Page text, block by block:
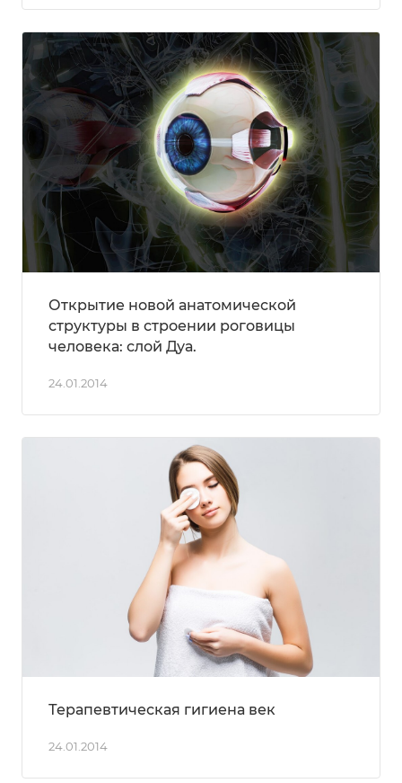
24.01.2014
Открытие новой анатомической
структуры в строении роговицы
человека: слой Дуа.
24.01.2014
Терапевтическая гигиена век